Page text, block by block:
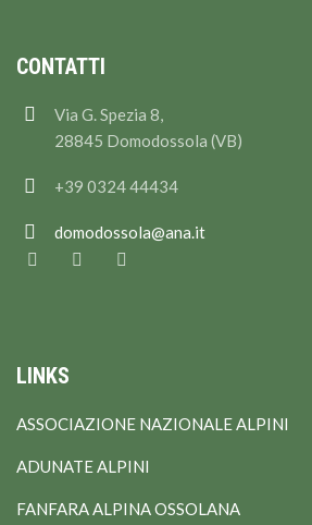
CONTATTI
Via G. Spezia 8,
28845 Domodossola (VB)
+39 0324 44434
domodossola@ana.it
LINKS
ASSOCIAZIONE NAZIONALE ALPINI
ADUNATE ALPINI
FANFARA ALPINA OSSOLANA